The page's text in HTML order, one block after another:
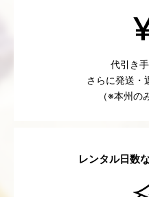
代引き
さらに発送・
（※本州の
レンタル日数